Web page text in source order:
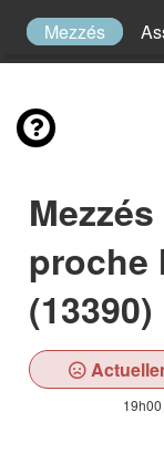
Mezzés
proche
(13390)